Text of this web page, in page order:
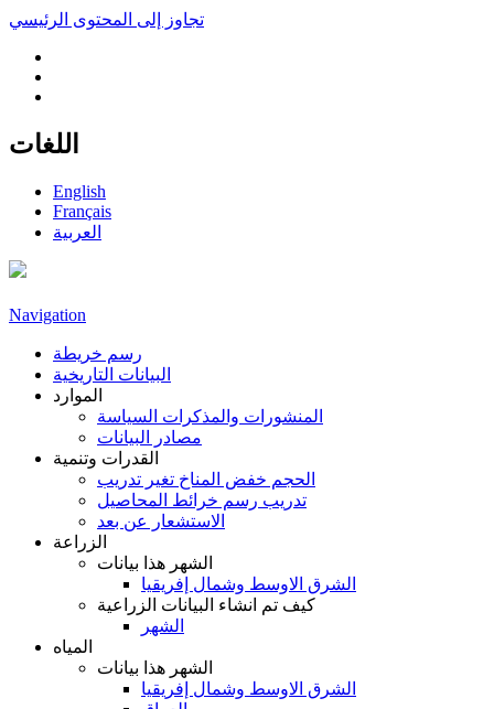
تجاوز إلى المحتوى الرئيسي
اللغات
English
Français
العربية
Navigation
رسم خريطة
البيانات التاريخية
الموارد
المنشورات والمذكرات السياسة
مصادر البيانات
القدرات وتنمية
الحجم خفض المناخ تغير تدريب
تدريب رسم خرائط المحاصيل
الاستشعار عن بعد
الزراعة
الشهر هذا بيانات
الشرق الاوسط وشمال إفريقيا
كيف تم انشاء البيانات الزراعية
الشهر
المياه
الشهر هذا بيانات
الشرق الاوسط وشمال إفريقيا